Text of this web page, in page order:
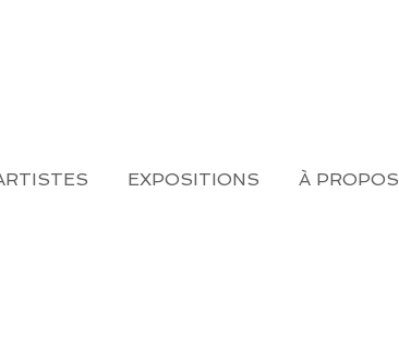
EXPOSITIONS À PROPOS